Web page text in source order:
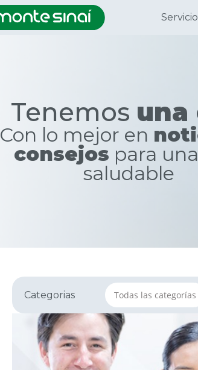
Tenemos una
Con lo mejor en
consejos para
saludable
Categorias Todas las categorías